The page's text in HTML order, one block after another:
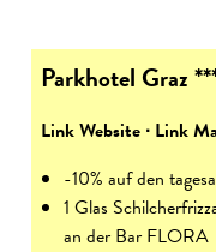
Parkhotel Graz
Link Website ∙ Link
-10% auf den
1 Glas
an der Bar FLORA